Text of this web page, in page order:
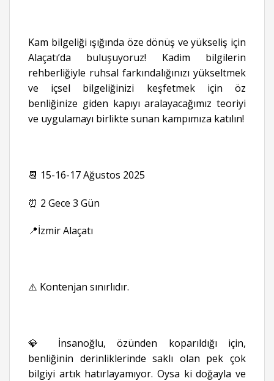
Kam bilgeliği ışığında öze dönüş ve yükseliş için
Alaçatı’da buluşuyoruz! Kadim bilgilerin
rehberliğiyle ruhsal farkındalığınızı yükseltmek
ve içsel bilgeliğinizi keşfetmek için öz
benliğinize giden kapıyı aralayacağımız teoriyi
ve uygulamayı birlikte sunan kampımıza katılın!
📆 15-16-17 Ağustos 2025
⏰ 2 Gece 3 Gün
📍İzmir Alaçatı
⚠️ Kontenjan sınırlıdır.
💎 İnsanoğlu, özünden koparıldığı için,
benliğinin derinliklerinde saklı olan pek çok
bilgiyi artık hatırlayamıyor. Oysa ki doğayla ve